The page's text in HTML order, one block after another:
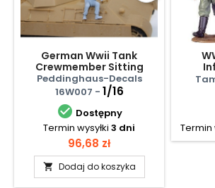
German Wwii Tank
Crewmember Sitting
Peddinghaus-Decals
16W007 - 1/16
 Dostępny
Termin wysyłki 3 dni
Cena
96,68 zł
 Dodaj do koszyka
Termin